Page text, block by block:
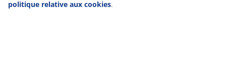
parfaitement vos fenêtres, et le sapin artificiel de Noël
politique relative aux cookies.